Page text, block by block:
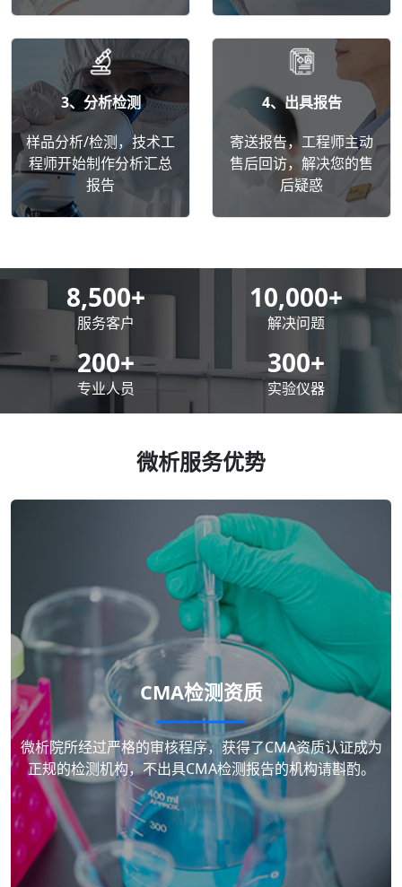
3、分析检测
样品分析/检测，技术工
程师开始制作分析汇总
报告
4、出具报告
寄送报告，工程师主动
售后回访，解决您的售
后疑惑
8,500+
服务客户
10,000+
解决问题
200+
专业人员
300+
实验仪器
微析服务优势
CMA检测资质
微析院所经过严格的审核程序，获得了CMA资质认证成为
正规的检测机构，不出具CMA检测报告的机构请斟酌。